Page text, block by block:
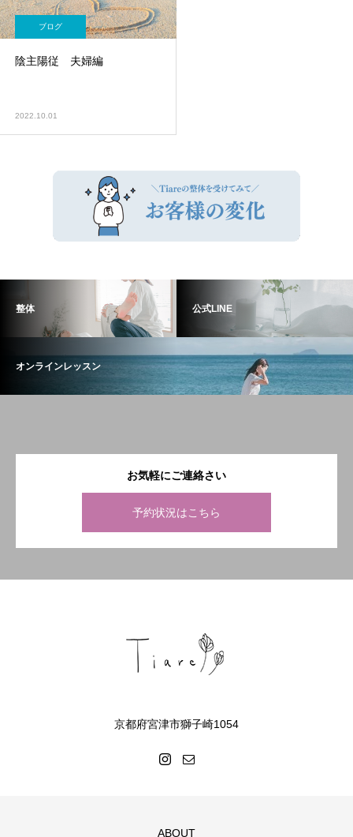
ブログ
陰主陽従 夫婦編
2022.10.01
整体 公式LINE
オンラインレッスン
お気軽にご連絡さい
予約状況はこちら
京都府宮津市獅子崎1054
ABOUT